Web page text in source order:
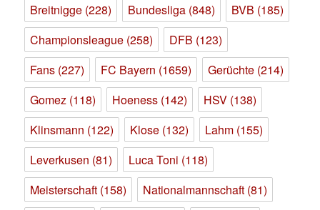
Breitnigge (228) Bundesliga (848) BVB (185)
Championsleague (258) DFB (123)
Fans (227) FC Bayern (1659) Gerüchte (214)
Gomez (118) Hoeness (142) HSV (138)
Klinsmann (122) Klose (132) Lahm (155)
Leverkusen (81) Luca Toni (118)
Meisterschaft (158) Nationalmannschaft (81)